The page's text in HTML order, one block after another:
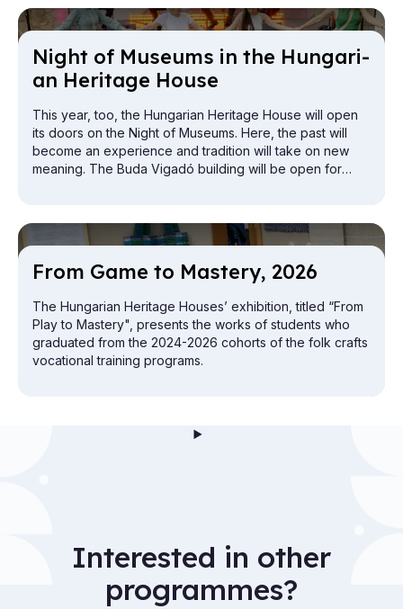
Night of Mu­seums in the Hun­gari­
an Her­it­age House
This year, too, the Hungarian Heritage House will open
its doors on the Night of Museums. Here, the past will
become an experience and tradition will take on new
meaning. The Buda Vigadó building will be open for
From Game to Mas­tery, 2026
The Hungarian Heritage Houses’ exhibition, titled “From
Play to Mastery", presents the works of students who
graduated from the 2024-2026 cohorts of the folk crafts
vocational training programs.
Interested in other
programmes?